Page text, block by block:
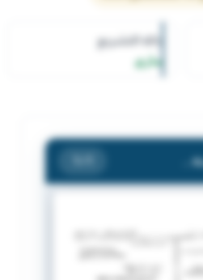
حالة التشريع
ساري